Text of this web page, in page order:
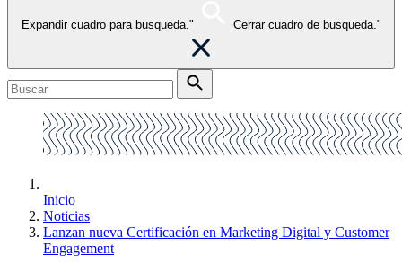
Expandir cuadro para busqueda." Cerrar cuadro de busqueda."
Inicio
Noticias
Lanzan nueva Certificación en Marketing Digital y Customer
Engagement